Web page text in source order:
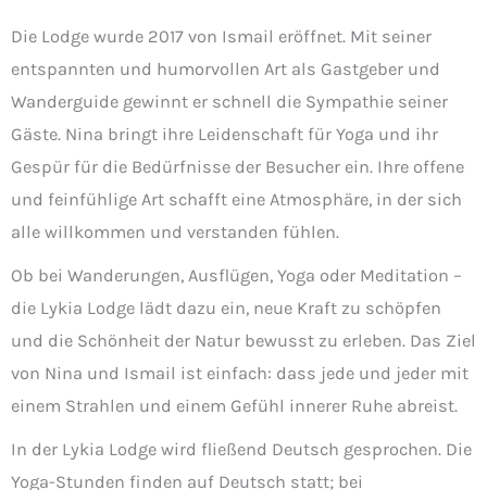
Die Lodge wurde 2017 von Ismail eröffnet. Mit seiner
entspannten und humorvollen Art als Gastgeber und
Wanderguide gewinnt er schnell die Sympathie seiner
Gäste. Nina bringt ihre Leidenschaft für Yoga und ihr
Gespür für die Bedürfnisse der Besucher ein. Ihre offene
und feinfühlige Art schafft eine Atmosphäre, in der sich
alle willkommen und verstanden fühlen.
Ob bei Wanderungen, Ausflügen, Yoga oder Meditation –
die Lykia Lodge lädt dazu ein, neue Kraft zu schöpfen
und die Schönheit der Natur bewusst zu erleben. Das Ziel
von Nina und Ismail ist einfach: dass jede und jeder mit
einem Strahlen und einem Gefühl innerer Ruhe abreist.
In der Lykia Lodge wird fließend Deutsch gesprochen. Die
Yoga-Stunden finden auf Deutsch statt; bei